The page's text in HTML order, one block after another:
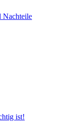
Nachteile
ist!